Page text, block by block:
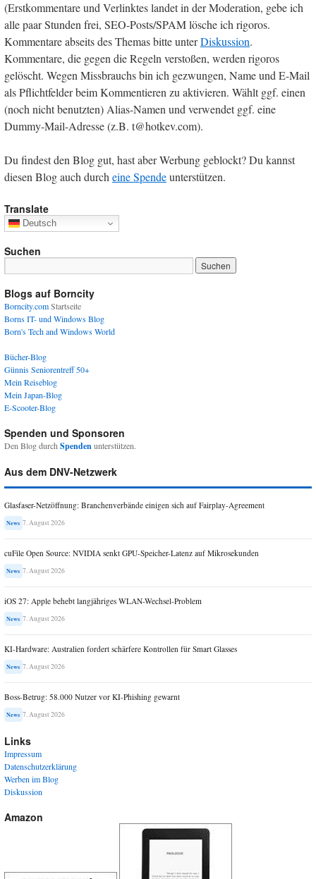
(Erstkommentare und Verlinktes landet in der Moderation, gebe ich
alle paar Stunden frei, SEO-Posts/SPAM lösche ich rigoros.
Kommentare abseits des Themas bitte unterDiskussion.
Kommentare, die gegen die Regeln verstoßen, werden rigoros
gelöscht. Wegen Missbrauchs bin ich gezwungen, Name und E-Mail
als Pflichtfelder beim Kommentieren zu aktivieren. Wählt ggf. einen
(noch nicht benutzten) Alias-Namen und verwendet ggf. eine
Dummy-Mail-Adresse (z.B. t@hotkev.com).
Du findest den Blog gut, hast aber Werbung geblockt? Du kannst
diesen Blog auch durcheine Spendeunterstützen.
Translate
Deutsch
Suchen
Blogs auf Borncity
Borncity.comStartseite
Borns IT- und Windows Blog
Born's Tech and Windows World
Bücher-Blog
Günnis Seniorentreff 50+
Mein Reiseblog
Mein Japan-Blog
E-Scooter-Blog
Spenden und Sponsoren
Den Blog durchSpendenunterstützen.
Aus dem DNV-Netzwerk
Glasfaser-Netzöffnung: Branchenverbände einigen sich auf Fairplay-Agreement
News 7. August 2026
cuFile Open Source: NVIDIA senkt GPU-Speicher-Latenz auf Mikrosekunden
News 7. August 2026
iOS 27: Apple behebt langjähriges WLAN-Wechsel-Problem
News 7. August 2026
KI-Hardware: Australien fordert schärfere Kontrollen für Smart Glasses
News 7. August 2026
Boss-Betrug: 58.000 Nutzer vor KI-Phishing gewarnt
News 7. August 2026
Links
Impressum
Datenschutzerklärung
Werben im Blog
Diskussion
Amazon